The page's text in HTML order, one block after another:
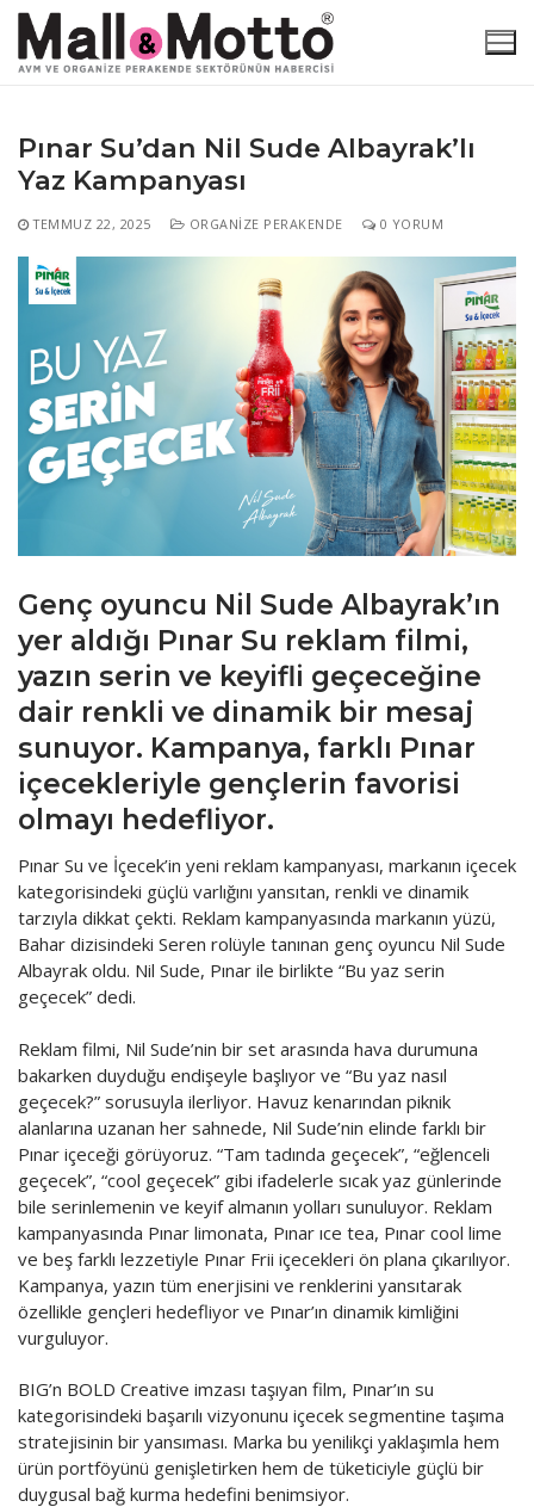
İçeriğe
atla
Arama:
Ana Sayfa
Haber Kategorileri
Atamalar
AVM
En Çok Okunanlar
Gayrimenkul
Haber
Kültür Sanat
Makale
Sağlık
Sosyal Sorumluluk
Sürmanşet
Turizm
Vitrindekiler
Yönetim Danışmanlık
MottoCar
Motto Özel
Araştırma
E-Dergi
Pınar Su’dan Nil Sude Albayrak’lı
Yaz Kampanyası
TEMMUZ 22, 2025 ORGANIZE PERAKENDE 0 YORUM
Genç oyuncu Nil Sude Albayrak’ın
yer aldığı Pınar Su reklam filmi,
yazın serin ve keyifli geçeceğine
dair renkli ve dinamik bir mesaj
sunuyor. Kampanya, farklı Pınar
içecekleriyle gençlerin favorisi
olmayı hedefliyor.
Pınar Su ve İçecek’in yeni reklam kampanyası, markanın içecek
kategorisindeki güçlü varlığını yansıtan, renkli ve dinamik
tarzıyla dikkat çekti. Reklam kampanyasında markanın yüzü,
Bahar dizisindeki Seren rolüyle tanınan genç oyuncu Nil Sude
Albayrak oldu. Nil Sude, Pınar ile birlikte “Bu yaz serin
geçecek” dedi.
Reklam filmi, Nil Sude’nin bir set arasında hava durumuna
bakarken duyduğu endişeyle başlıyor ve “Bu yaz nasıl
geçecek?” sorusuyla ilerliyor. Havuz kenarından piknik
alanlarına uzanan her sahnede, Nil Sude’nin elinde farklı bir
Pınar içeceği görüyoruz. “Tam tadında geçecek”, “eğlenceli
geçecek”, “cool geçecek” gibi ifadelerle sıcak yaz günlerinde
bile serinlemenin ve keyif almanın yolları sunuluyor. Reklam
kampanyasında Pınar limonata, Pınar ıce tea, Pınar cool lime
ve beş farklı lezzetiyle Pınar Frii içecekleri ön plana çıkarılıyor.
Kampanya, yazın tüm enerjisini ve renklerini yansıtarak
özellikle gençleri hedefliyor ve Pınar’ın dinamik kimliğini
vurguluyor.
BIG’n BOLD Creative imzası taşıyan film, Pınar’ın su
kategorisindeki başarılı vizyonunu içecek segmentine taşıma
stratejisinin bir yansıması. Marka bu yenilikçi yaklaşımla hem
ürün portföyünü genişletirken hem de tüketiciyle güçlü bir
duygusal bağ kurma hedefini benimsiyor.